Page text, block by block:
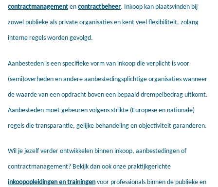
contractmanagementencontractbeheer. Inkoop kan plaatsvinden bij
zowel publieke als private organisaties en kent veel flexibiliteit, zolang
interne regels worden gevolgd.
Aanbesteden is een specifieke vorm van inkoop die verplicht is voor
(semi)overheden en andere aanbestedingsplichtige organisaties wanneer
de waarde van een opdracht boven een bepaald drempelbedrag uitkomt.
Aanbesteden moet gebeuren volgens strikte (Europese en nationale)
regels die transparantie, gelijke behandeling en objectiviteit garanderen.
Wil je jezelf verder ontwikkelen binnen inkoop, aanbestedingen of
contractmanagement? Bekijk dan ook onze praktijkgerichte
inkoopopleidingen en trainingenvoor professionals binnen de publieke en